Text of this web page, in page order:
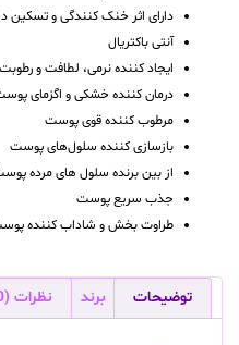
دارای اثر خنک کنندگی و تسکین
آنتی باکتریال
ایجاد کننده نرمی، لطافت و
درمان کننده خشکی و اگزمای
مرطوب کننده قوی پوست
بازسازی کننده سلول‌های پوست
از بین برنده سلول های مرده
جذب سریع پوست
طراوت بخش و شاداب کننده
توضیحات برند نظرات (0)